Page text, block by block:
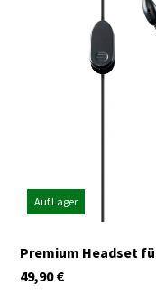
Auf Lager
Premium Headset
€
49,90